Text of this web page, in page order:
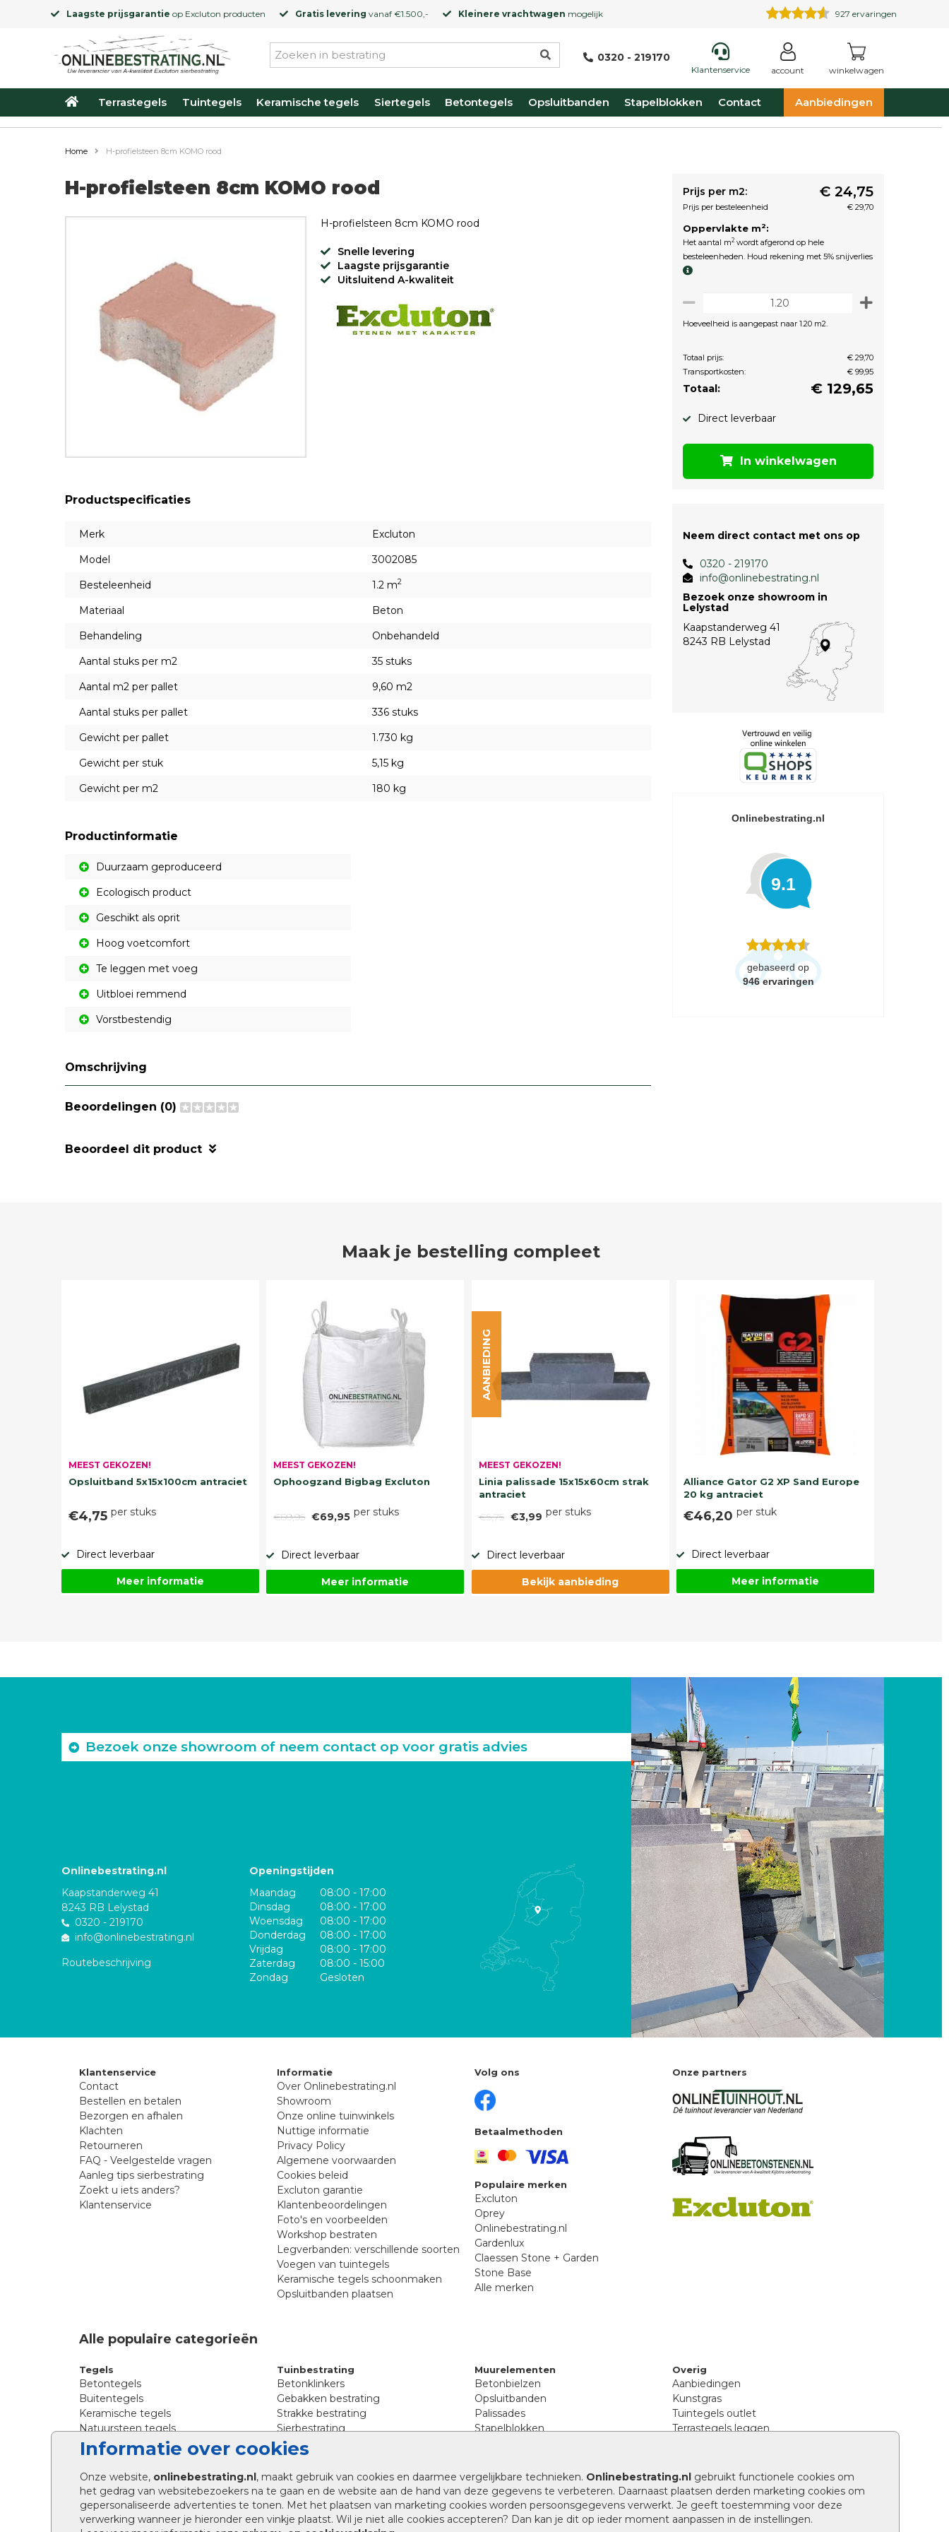
Laagste prijsgarantie op Excluton producten Gratis levering vanaf €1.500,- Kleinere vrachtwagen mogelijk 927 ervaringen
0320 - 219170
Klantenservice account winkelwagen
Terrastegels Tuintegels Keramische tegels Siertegels Betontegels Opsluitbanden Stapelblokken Contact Aanbiedingen
Informatie over cookies
Onze website, onlinebestrating.nl, maakt gebruik van cookies en daarmee vergelijkbare technieken. Onlinebestrating.nl gebruikt functionele cookies om
het gedrag van websitebezoekers na te gaan en de website aan de hand van deze gegevens te verbeteren. Daarnaast plaatsen derden marketing cookies om
gepersonaliseerde advertenties te tonen. Met het plaatsen van marketing cookies worden persoonsgegevens verwerkt. Je geeft toestemming voor deze
verwerking wanneer je hieronder een vinkje plaatst. Wil je niet alle cookies accepteren? Dan kan je dit op ieder moment aanpassen in de instellingen.
Home H-profielsteen 8cm KOMO rood
H-profielsteen 8cm KOMO rood
H-profielsteen 8cm KOMO rood
Snelle levering
Laagste prijsgarantie
Uitsluitend A-kwaliteit
Productspecificaties
Merk
Excluton
Model
3002085
Besteleenheid
1.2 m2
Materiaal
Beton
Behandeling
Onbehandeld
Aantal stuks per m2
35 stuks
Aantal m2 per pallet
9,60 m2
Aantal stuks per pallet
336 stuks
Gewicht per pallet
1.730 kg
Gewicht per stuk
5,15 kg
Gewicht per m2
180 kg
Productinformatie
Duurzaam geproduceerd
Ecologisch product
Geschikt als oprit
Hoog voetcomfort
Te leggen met voeg
Uitbloei remmend
Vorstbestendig
Omschrijving
Beoordelingen (0)
Beoordeel dit product
Prijs per m2: € 24,75
Prijs per besteleenheid € 29,70
Oppervlakte m2:
Het aantal m2 wordt afgerond op hele
besteleenheden. Houd rekening met 5% snijverlies
Hoeveelheid is aangepast naar 1.20 m2.
Totaal prijs:
€ 29,70
Transportkosten:
€ 99,95
Totaal: € 129,65
Direct leverbaar
In winkelwagen
Neem direct contact met ons op
0320 - 219170
info@onlinebestrating.nl
Bezoek onze showroom in
Lelystad
Kaapstanderweg 41
8243 RB Lelystad
Onlinebestrating.nl
9.1
gebaseerd op
946 ervaringen
Maak je bestelling compleet
MEEST GEKOZEN!
Opsluitband 5x15x100cm antraciet
€4,75 per stuks
Direct leverbaar
Meer informatie
MEEST GEKOZEN!
Ophoogzand Bigbag Excluton
€89,95 €69,95 per stuks
Direct leverbaar
Meer informatie
MEEST GEKOZEN!
Linia palissade 15x15x60cm strak
antraciet
€5,75 €3,99 per stuks
AANBIEDING
Direct leverbaar
Bekijk aanbieding
Alliance Gator G2 XP Sand Europe
20 kg antraciet
€46,20 per stuk
Direct leverbaar
Meer informatie
Bezoek onze showroom of neem contact op voor gratis advies
Onlinebestrating.nl
Kaapstanderweg 41
8243 RB Lelystad
0320 - 219170
info@onlinebestrating.nl
Routebeschrijving
Openingstijden
Maandag
08:00 - 17:00
Dinsdag
08:00 - 17:00
Woensdag
08:00 - 17:00
Donderdag
08:00 - 17:00
Vrijdag
08:00 - 17:00
Zaterdag
08:00 - 15:00
Zondag
Gesloten
Klantenservice
Contact
Bestellen en betalen
Bezorgen en afhalen
Klachten
Retourneren
FAQ - Veelgestelde vragen
Aanleg tips sierbestrating
Zoekt u iets anders?
Klantenservice
Informatie
Over Onlinebestrating.nl
Showroom
Onze online tuinwinkels
Nuttige informatie
Privacy Policy
Algemene voorwaarden
Cookies beleid
Excluton garantie
Klantenbeoordelingen
Foto's en voorbeelden
Workshop bestraten
Legverbanden: verschillende soorten
Voegen van tuintegels
Keramische tegels schoonmaken
Opsluitbanden plaatsen
Volg ons
Betaalmethoden
Populaire merken
Excluton
Oprey
Onlinebestrating.nl
Gardenlux
Claessen Stone + Garden
Stone Base
Alle merken
Onze partners
Alle populaire categorieën
Tegels
Betontegels
Buitentegels
Keramische tegels
Natuursteen tegels
Siertegels
Stoeptegels
Straattegels
Terrastegels
Tuintegels
Tuinbestrating
Betonklinkers
Gebakken bestrating
Strakke bestrating
Sierbestrating
Straatklinkers
Straatstenen
Trommelstenen
Tuinstenen
Waalformaat
Wildverband bestrating
Muurelementen
Betonbielzen
Opsluitbanden
Palissades
Stapelblokken
Afwatering en diversen
Beplantings en betonelementen
Split, grind en zand
Oprit tegels
Overig
Aanbiedingen
Kunstgras
Tuintegels outlet
Terrastegels leggen
Legpatronen betonstenen
Hoe betonstenen onderhouden
Aanlegtips voor betonstenen
Verschil betontegels en keramische